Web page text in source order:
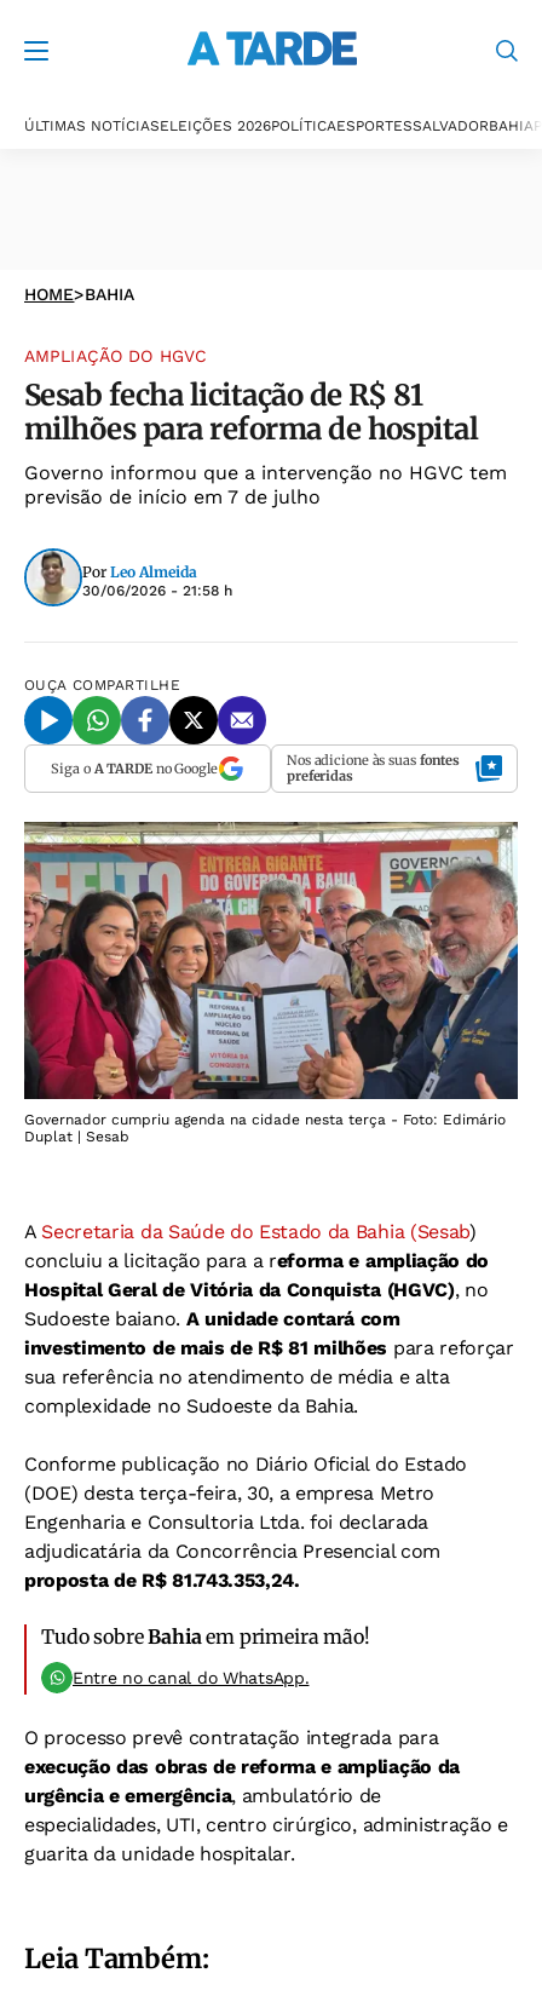
ÚLTIMAS NOTÍCIASELEIÇÕES 2026POLÍTICAESPORTESSALVADORBAHIA
HOME>BAHIA
AMPLIAÇÃO DO HGVC
Sesab fecha licitação de R$ 81
milhões para reforma de hospital
Governo informou que a intervenção no HGVC tem
previsão de início em 7 de julho
Por Leo Almeida
30/06/2026 - 21:58 h
OUÇA COMPARTILHE
Siga o A TARDEno Google Nos adicione às suas fontes
preferidas
Governador cumpriu agenda na cidade nesta terça - Foto: Edimário
Duplat | Sesab
A Secretaria da Saúde do Estado da Bahia (Sesab)
concluiu a licitação para a reforma e ampliação do
Hospital Geral de Vitória da Conquista (HGVC), no
Sudoeste baiano. A unidade contará com
investimento de mais de R$ 81 milhões para reforçar
sua referência no atendimento de média e alta
complexidade no Sudoeste da Bahia.
Conforme publicação no Diário Oficial do Estado
(DOE) desta terça-feira, 30, a empresa Metro
Engenharia e Consultoria Ltda. foi declarada
adjudicatária da Concorrência Presencial com
proposta de R$ 81.743.353,24.
Tudo sobreBahiaem primeira mão!
Entre no canal do WhatsApp.
O processo prevê contratação integrada para
execução das obras de reforma e ampliação da
urgência e emergência, ambulatório de
especialidades, UTI, centro cirúrgico, administração e
guarita da unidade hospitalar.
Leia Também: